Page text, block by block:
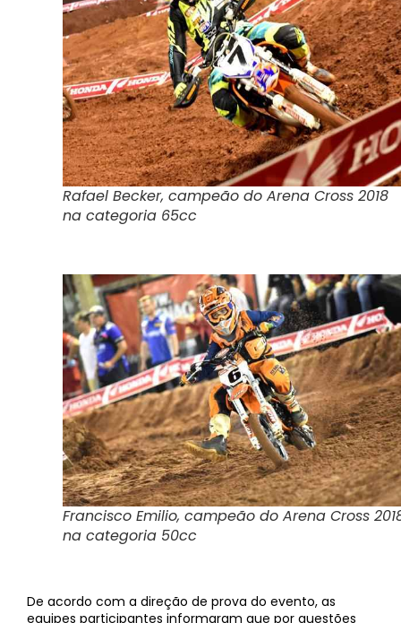
Rafael Becker, campeão do Arena Cross 2018
na categoria 65cc
Francisco Emilio, campeão do Arena Cross
na categoria 50cc
De acordo com a direção de prova do evento, as
equipes participantes informaram que por questões